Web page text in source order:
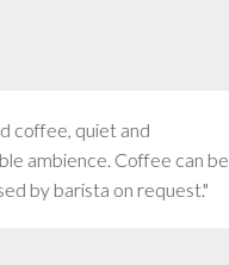
coffee, quiet and
ambience. Coffee can be
by barista on request."